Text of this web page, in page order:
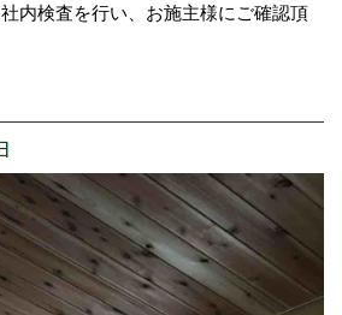
内検査を行い、お施主様にご確認頂